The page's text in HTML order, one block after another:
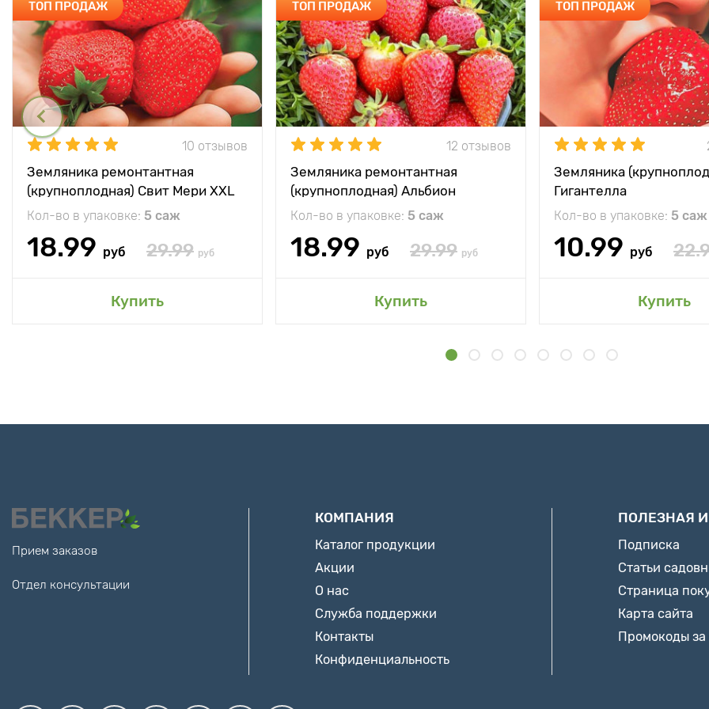
ТОП ПРОДАЖ
10 отзывов
Земляника ремонтантная
(крупноплодная) Свит Мери XXL
Кол-во в упаковке: 5 саж
18.99 руб 29.99 руб
Купить
ТОП ПРОДАЖ
12 отзывов
Земляника ремонтантная
(крупноплодная) Альбион
Кол-во в упаковке: 5 саж
18.99 руб 29.99 руб
Купить
ТОП ПРОДАЖ
Земляника
Гигантелла
Кол-во в упаковке: 5 саж
10.99 руб
Купить
Прием заказов
Отдел консультации
КОМПАНИЯ
Каталог продукции
Акции
О нас
Служба поддержки
Контакты
Конфиденциальность
ПОЛЕЗНАЯ
Подписка
Статьи
Страница
Карта сайта
Промокоды за